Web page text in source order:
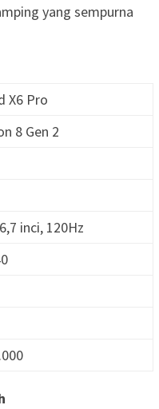
yang sempurna
X6 Pro
8 Gen 2
inci, 120Hz